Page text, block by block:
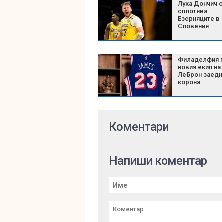
Лука Дончич
сплотява
Езерняците в
Словения
Филаделфия
новия екип на
ЛеБрон
корона
Коментари
Напиши коментар